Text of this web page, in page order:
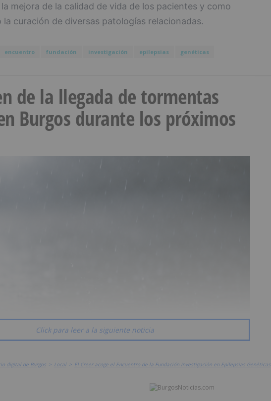
mejora de la calidad de vida de los pacientes y como
curación de diversas patologías relacionadas.
encuentro fundación investigación epilepsias genéticas
de la llegada de tormentas
Burgos durante los próximos
Click para leer a la siguiente noticia
digital de Burgos > Local > El Creer acoge el Encuentro de la Fundación Investigación en Epilepsias Genéticas